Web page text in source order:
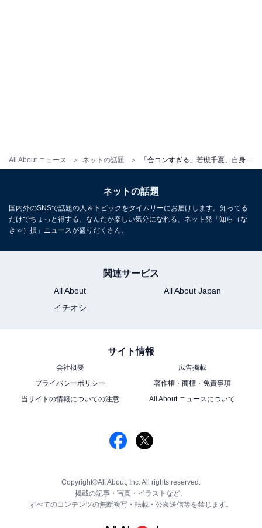
All About ニュース ネットの話題
ネットの話題
国内外のSNSで話題の人＆トピックをタイムリーにお届けします。知ってる
だけでちょっと得する、なんだか楽しい気分になれる、ネット発「知ら（な
きゃ）損」ニュースが盛りだくさん。
関連サービス
All About
All About Japan
イチオシ
サイト情報
会社概要
広告掲載
プライバシーポリシー
著作権・商標・免責事項
当サイトの情報についての注意
All About ニュースについて
Copyright©All About, Inc. All rights reserved.
掲載の記事・写真・イラストなど、
すべてのコンテンツの無断複写・転載・公衆送信等を禁じます。